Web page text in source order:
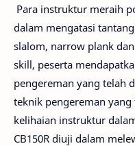
Para instruktur meraih
dalam mengatasi
slalom, narrow plank
skill, peserta
pengereman yang telah
teknik pengereman yang
kelihaian instruktur
CB150R diuji dalam